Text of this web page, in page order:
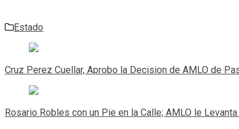
Estado
Navegación
de
entradas
Cruz Perez Cuellar, Aprobo la Decision de AMLO de
Rosario Robles con un Pie en la Calle; AMLO le